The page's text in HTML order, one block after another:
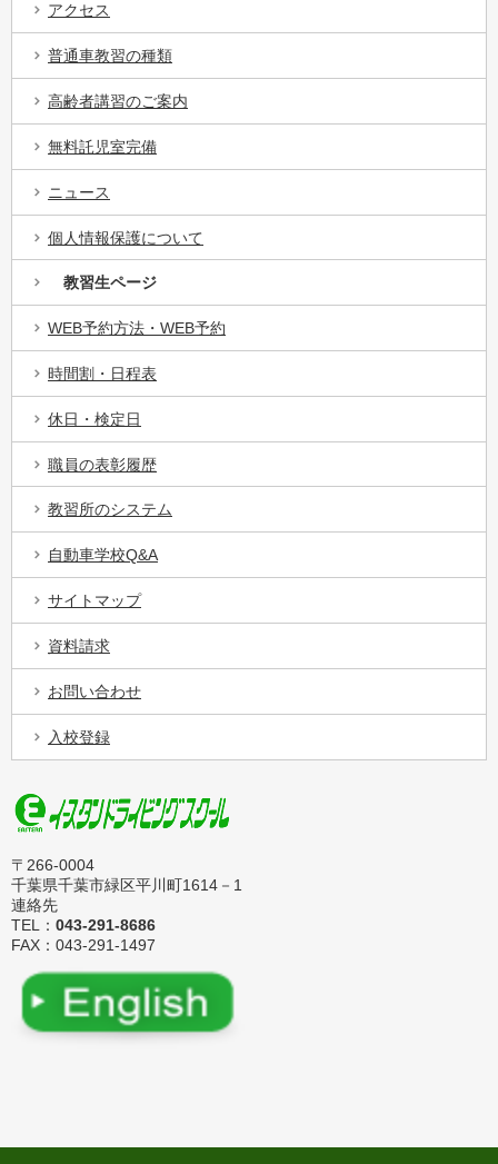
アクセス
普通車教習の種類
高齢者講習のご案内
無料託児室完備
ニュース
個人情報保護について
教習生ページ
WEB予約方法・WEB予約
時間割・日程表
休日・検定日
職員の表彰履歴
教習所のシステム
自動車学校Q&A
サイトマップ
資料請求
お問い合わせ
入校登録
〒266-0004
千葉県千葉市緑区平川町1614－1
連絡先
TEL： 043-291-8686
FAX：043-291-1497